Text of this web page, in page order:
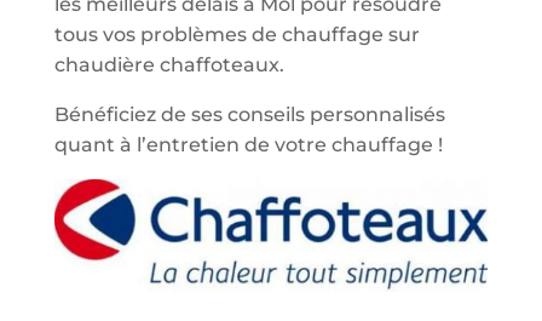
tous vos problèmes de chauffage sur
chaudière chaffoteaux.
Bénéficiez de ses conseils personnalisés
quant à l’entretien de votre chauffage !